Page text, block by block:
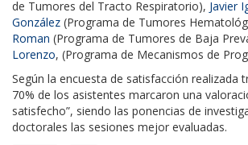
de Tumores del Tracto Respiratorio), Javier
González (Programa de Tumores
Roman (Programa de Tumores de Baja
Lorenzo, (Programa de Mecanismos de
Según la encuesta de satisfacción realizada
70% de los asistentes marcaron una
satisfecho”, siendo las ponencias de
doctorales las sesiones mejor evaluadas.